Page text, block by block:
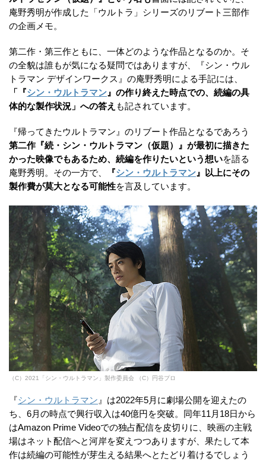
庵野秀明が作成した「ウルトラ」シリーズのリブート三部作
の企画メモ。
第二作・第三作ともに、一体どのような作品となるのか。そ
の全貌は誰もが気になる疑問ではありますが、『シン・ウル
トラマン デザインワークス』の庵野秀明による手記には、
「『シン・ウルトラマン 』の作り終えた時点での、続編の具
体的な製作状況」への答え も記されています。
『帰ってきたウルトラマン』のリブート作品となるであろう
第二作『続・シン・ウルトラマン（仮題）』が最初に描きた
かった映像でもあるため、続編を作りたいという想いを語る
庵野秀明。その一方で、
『シン・ウルトラマン 』以上にその
製作費が莫大となる可能性を言及しています。
（C）2021「シン・ウルトラマン」製作委員会 （C）円谷プロ
『シン・ウルトラマン 』は2022年5月に劇場公開を迎えたの
ち、6月の時点で興行収入は40億円を突破。同年11月18日から
はAmazon Prime Videoでの独占配信を皮切りに、映画の主戦
場はネット配信へと河岸を変えつつありますが、果たして本
作は続編の可能性が芽生える結果へとたどり着けるでしょう